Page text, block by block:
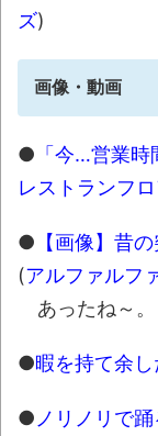
ズ)
画像・動画
● 「今…営業
レストランフ
● 【画像】昔
(アルファルフ
あったね～。
●暇を持て余
● ノリノリで